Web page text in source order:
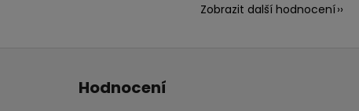
Zobrazit další hodnocení
Hodnocení